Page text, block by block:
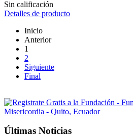
Sin calificación
Detalles de producto
Inicio
Anterior
1
2
Siguiente
Final
Últimas Noticias